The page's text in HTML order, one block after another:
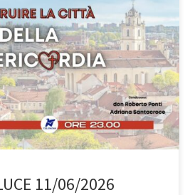
a Vilnius, in Lituania, per il Sesto
Misericordia, facendoci scoprire
in passato dal dolore dell’occupazione
pulsante di un messaggio di
Te”. Insieme approfondiscono anche il
11/06/2026